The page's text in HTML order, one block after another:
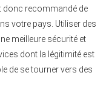
donc recommandé de
votre pays. Utiliser des
meilleure sécurité et
dont la légitimité est
de se tourner vers des